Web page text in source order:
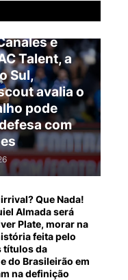
é oferecido
e
Talent, a
Sul,
avalia o
pode
com
Que Nada!
Almada será
Plate, morar na
feita pelo
títulos da
do Brasileirão em
na definição